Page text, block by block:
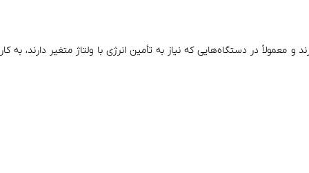
و معمولاً در دستگاه‌هایی که نیاز به تأمین انرژی با ولتاژ متغیر دارند، به کار